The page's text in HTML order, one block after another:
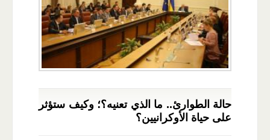
حالة الطوارئ.. ما الذي تعنيه؟؛ وكيف ستؤثر
على حياة الأوكرانيين؟